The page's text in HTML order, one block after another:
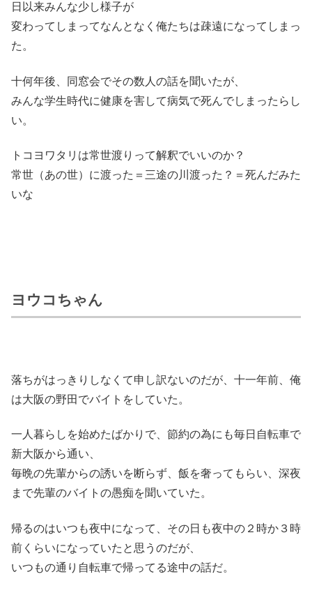
日以来みんな少し様子が
変わってしまってなんとなく俺たちは疎遠になってしまっ
た。
十何年後、同窓会でその数人の話を聞いたが、
みんな学生時代に健康を害して病気で死んでしまったらし
い。
トコヨワタリは常世渡りって解釈でいいのか？
常世（あの世）に渡った＝三途の川渡った？＝死んだみた
いな
ヨウコちゃん
落ちがはっきりしなくて申し訳ないのだが、十一年前、俺
は大阪の野田でバイトをしていた。
一人暮らしを始めたばかりで、節約の為にも毎日自転車で
新大阪から通い、
毎晩の先輩からの誘いを断らず、飯を奢ってもらい、深夜
まで先輩のバイトの愚痴を聞いていた。
帰るのはいつも夜中になって、その日も夜中の２時か３時
前くらいになっていたと思うのだが、
いつもの通り自転車で帰ってる途中の話だ。